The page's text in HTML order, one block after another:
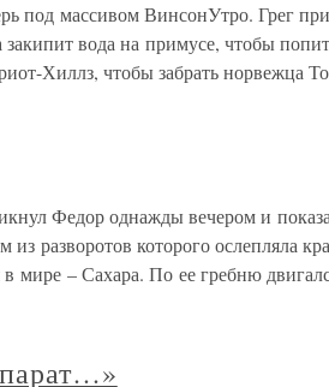
под массивом ВинсонУтро. Грег
вода на примусе, чтобы
Хиллз, чтобы забрать норвежца
Федор однажды вечером и
разворотов которого ослепляла
мире – Сахара. По ее гребню